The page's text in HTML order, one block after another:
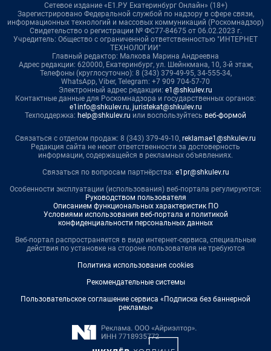
Сетевое издание «Е1.РУ Екатеринбург Онлайн» (18+)
Зарегистрировано Федеральной службой по надзору в сфере связи,
информационных технологий и массовых коммуникаций (Роскомнадзор)
Свидетельство о регистрации № ФС77-84675 от 06.02.2023 г.
Учредитель: Общество с ограниченной ответственностью "ИНТЕРНЕТ
ТЕХНОЛОГИИ"
Главный редактор: Малкова Марина Андреевна
Адрес редакции: 620000, Екатеринбург, ул. Шейнкмана, 10, 3-й этаж,
Телефоны (круглосуточно): 8 (343) 379-49-95, 34-555-34,
WhatsApp, Viber, Telegram: +7 909 704-57-70
Электронный адрес редакции: e1@shkulev.ru
Контактные данные для Роскомнадзора и государственных органов:
e1info@shkulev.ru, juristekat@shkulev.ru
Техподдержка: help@shkulev.ru или воспользуйтесь веб-формой
Связаться с отделом продаж: 8 (343) 379-49-10, reklamae1@shkulev.ru
Редакция сайта не несет ответственности за достоверность
информации, содержащейся в рекламных объявлениях.
Связаться по вопросам партнёрства: e1pr@shkulev.ru
Особенности эксплуатации (использования) веб-портала регулируются:
Руководством пользователя
Описанием функциональных характеристик ПО
Условиями использования веб-портала и политикой
конфиденциальности персональных данных
Веб-портал распространяется в виде интернет-сервиса, специальные
действия по установке на стороне пользователя не требуются
Политика использования cookies
Рекомендательные системы
Пользовательское соглашение сервиса «Подписка без баннерной
рекламы»